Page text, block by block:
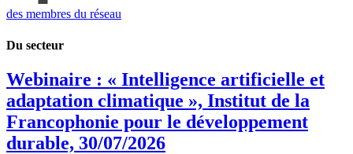
des membres du réseau
Du secteur
Webinaire : « Intelligence artificielle et
adaptation climatique », Institut de la
Francophonie pour le développement
durable, 30/07/2026